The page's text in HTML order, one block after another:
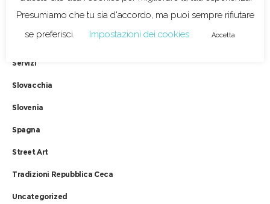
Scozia
Servizi
Slovacchia
Slovenia
Spagna
Street Art
Tradizioni Repubblica Ceca
Uncategorized
Presumiamo che tu sia d'accordo, ma puoi sempre rifiutare
se preferisci.
Impostazioni dei cookies Accetta